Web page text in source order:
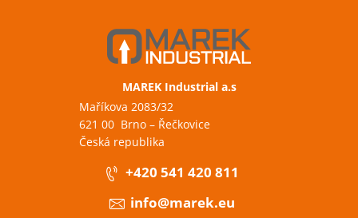
MAREK Industrial a.s
Maříkova 2083/32
621 00 Brno – Řečkovice
Česká republika
+420 541 420 811
info@marek.eu